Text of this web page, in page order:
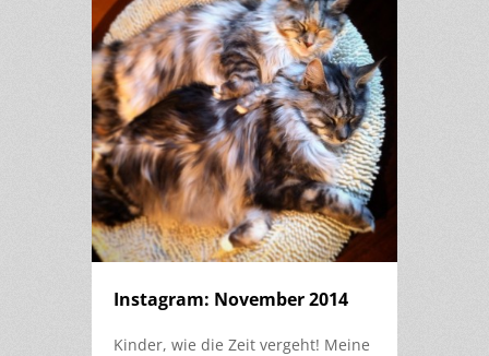
Instagram: November 2014
Kinder, wie die Zeit vergeht! Meine